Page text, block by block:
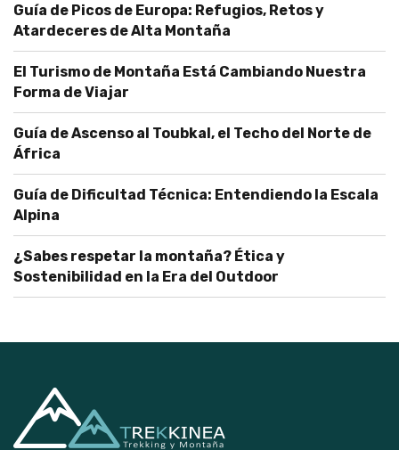
Guía de Picos de Europa: Refugios, Retos y
Atardeceres de Alta Montaña
El Turismo de Montaña Está Cambiando Nuestra
Forma de Viajar
Guía de Ascenso al Toubkal, el Techo del Norte de
África
Guía de Dificultad Técnica: Entendiendo la Escala
Alpina
¿Sabes respetar la montaña? Ética y
Sostenibilidad en la Era del Outdoor